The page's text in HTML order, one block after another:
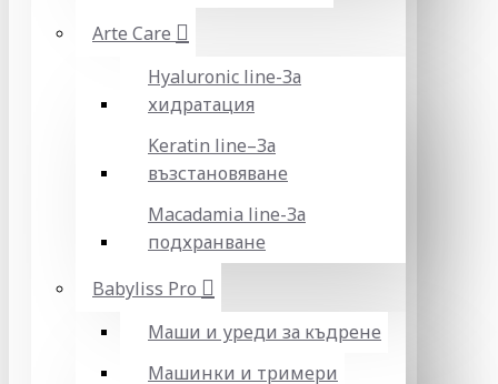
Arte Care
Hyaluronic line-За
хидратация
Keratin line–За
възстановяване
Macadamia line-За
подхранване
Babyliss Pro
Маши и уреди за къдрене
Машинки и тримери